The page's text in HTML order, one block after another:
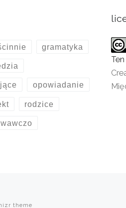
gramatyka
opowiadanie
rodzice
theme